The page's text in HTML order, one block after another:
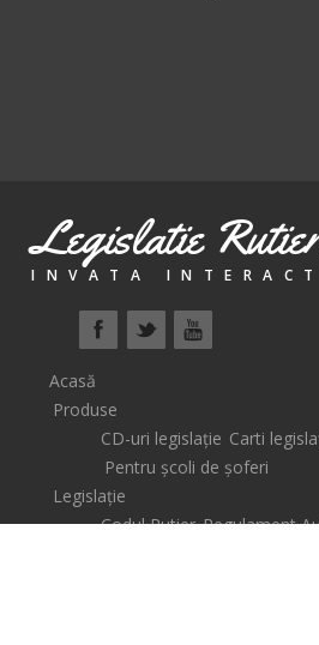
Legislatie
INVATA
Acasă
Produse
CD-uri legislație Carti
Pentru școli de șoferi
Legislație
Codul Rutier Regulament